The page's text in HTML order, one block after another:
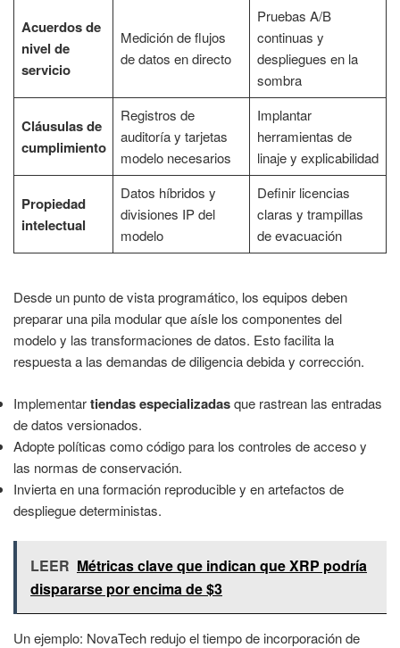
Acuerdos de
nivel de
servicio
Medición de flujos
de datos en directo
Pruebas A/B
continuas y
despliegues en la
sombra
Cláusulas de
cumplimiento
Registros de
auditoría y tarjetas
modelo necesarios
Implantar
herramientas de
linaje y explicabilidad
Propiedad
intelectual
Datos híbridos y
divisiones IP del
modelo
Definir licencias
claras y trampillas
de evacuación
Desde un punto de vista programático, los equipos deben
preparar una pila modular que aísle los componentes del
modelo y las transformaciones de datos. Esto facilita la
respuesta a las demandas de diligencia debida y corrección.
Implementartiendas especializadasque rastrean las entradas
de datos versionados.
Adopte políticas como código para los controles de acceso y
las normas de conservación.
Invierta en una formación reproducible y en artefactos de
despliegue deterministas.
LEER Métricas clave que indican que XRP podría
dispararse por encima de $3
Un ejemplo: NovaTech redujo el tiempo de incorporación de